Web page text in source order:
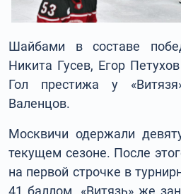
Шайбами в составе
Никита Гусев, Егор
Гол престижа у
Валенцов.
Москвичи одержали
текущем сезоне. После
на первой строчке в